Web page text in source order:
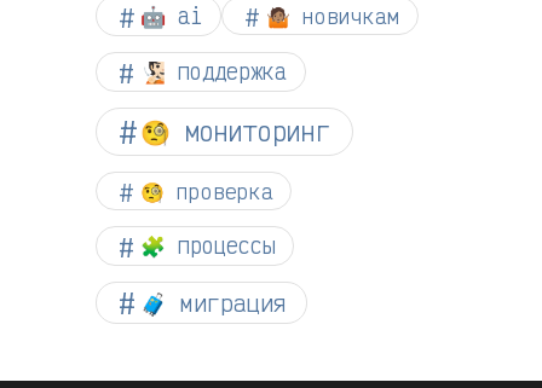
🤖 ai 🤷🏽 новичкам
🧏🏻 поддержка
🧐 мониторинг
🧐 проверка
🧩 процессы
🧳 миграция